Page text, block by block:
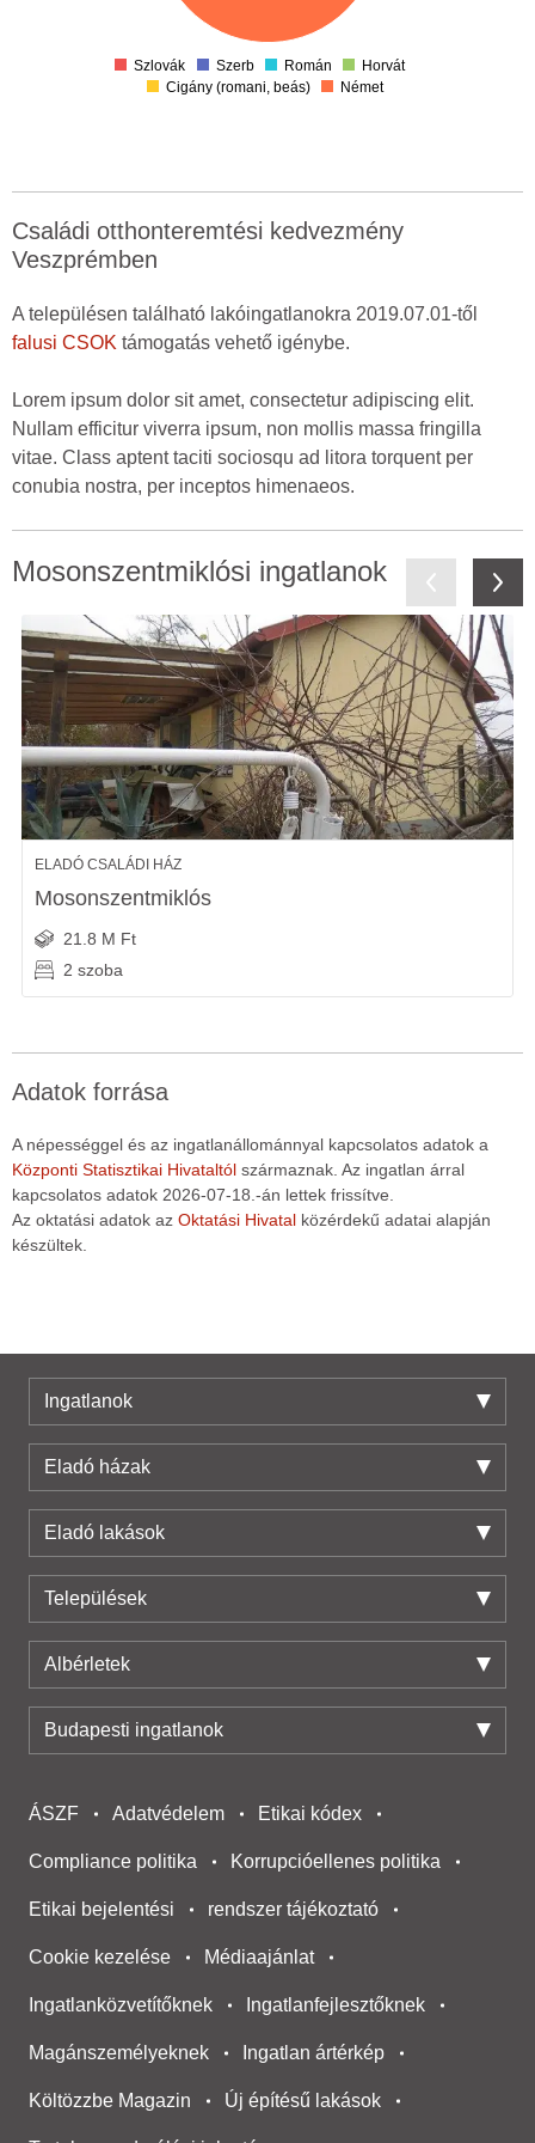
Szlovák Szerb Román
Horvát
Cigány (romani, beás)
Német
Családi otthonteremtési kedvezmény
Veszprémben
A településen található lakóingatlanokra 2019.07.01-től
falusi CSOK támogatás vehető igénybe.
Lorem ipsum dolor sit amet, consectetur adipiscing elit.
Nullam efficitur viverra ipsum, non mollis massa fringilla
vitae. Class aptent taciti sociosqu ad litora torquent per
conubia nostra, per inceptos himenaeos.
Mosonszentmiklósi ingatlanok
ELADÓ CSALÁDI HÁZ
Mosonszentmiklós
21.8 M Ft
2 szoba
Adatok forrása
A népességgel és az ingatlanállománnyal kapcsolatos adatok a
Központi Statisztikai Hivataltól származnak. Az ingatlan árral
kapcsolatos adatok 2026-07-18.-án lettek frissítve.
Az oktatási adatok az Oktatási Hivatal közérdekű adatai alapján
készültek.
Ingatlanok
Eladó házak
Eladó lakások
Települések
Albérletek
Budapesti ingatlanok
ÁSZF Adatvédelem Etikai kódex
Compliance politika Korrupcióellenes politika
Etikai bejelentési rendszer tájékoztató
Cookie kezelése Médiaajánlat
Ingatlanközvetítőknek Ingatlanfejlesztőknek
Magánszemélyeknek Ingatlan ártérkép
Költözzbe Magazin Új építésű lakások